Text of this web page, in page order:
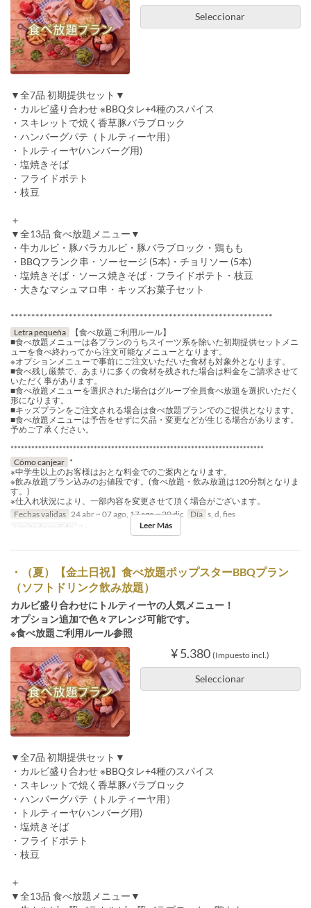
Seleccionar
▼全7品 初期提供セット▼
・カルビ盛り合わせ ※BBQタレ+4種のスパイス
・スキレットで焼く香草豚バラブロック
・ハンバーグパテ（トルティーヤ用）
・トルティーヤ(ハンバーグ用)
・塩焼きそば
・フライドポテト
・枝豆
＋
▼全13品 食べ放題メニュー▼
・牛カルビ・豚バラカルビ・豚バラブロック・鶏もも
・BBQフランク串・ソーセージ (5本)・チョリソー (5本)
・塩焼きそば・ソース焼きそば・フライドポテト・枝豆
・大きなマシュマロ串・キッズお菓子セット
***************************************************************
Letra pequeña
【食べ放題ご利用ルール】
■食べ放題メニューは各プランのうちスイーツ系を除いた初期提供セットメニ
ューを食べ終わってから注文可能なメニューとなります。
※オプションメニューで事前にご注文いただいた食材も対象外となります。
■食べ残し厳禁で、あまりに多くの食材を残された場合は料金をご請求させて
いただく事があります。
■食べ放題メニューを選択された場合はグループ全員食べ放題を選択いただく
形になります。
■キッズプランをご注文される場合は食べ放題プランでのご提供となります。
■食べ放題メニューは予告をせずに欠品・変更などが生じる場合があります。
予めご了承ください。
*************************************************************************
Cómo canjear *
※中学生以上のお客様はおとな料金でのご案内となります。
※飲み放題プラン込みのお値段です。(食べ放題・飲み放題は120分制となりま
す。)
※仕入れ状況により、一部内容を変更させて頂く場合がございます。
Fechas validas 24 abr ~ 07 ago, 17 ago ~ 20 dic Día s, d, fies
Límite de pedido
2 ~ Leer Más
・（夏）【金土日祝】食べ放題ポップスターBBQプラン
（ソフトドリンク飲み放題）
カルビ盛り合わせにトルティーヤの人気メニュー！
オプション追加で色々アレンジ可能です。
※食べ放題ご利用ルール参照
¥ 5.380 (Impuesto incl.)
Seleccionar
▼全7品 初期提供セット▼
・カルビ盛り合わせ ※BBQタレ+4種のスパイス
・スキレットで焼く香草豚バラブロック
・ハンバーグパテ（トルティーヤ用）
・トルティーヤ(ハンバーグ用)
・塩焼きそば
・フライドポテト
・枝豆
＋
▼全13品 食べ放題メニュー▼